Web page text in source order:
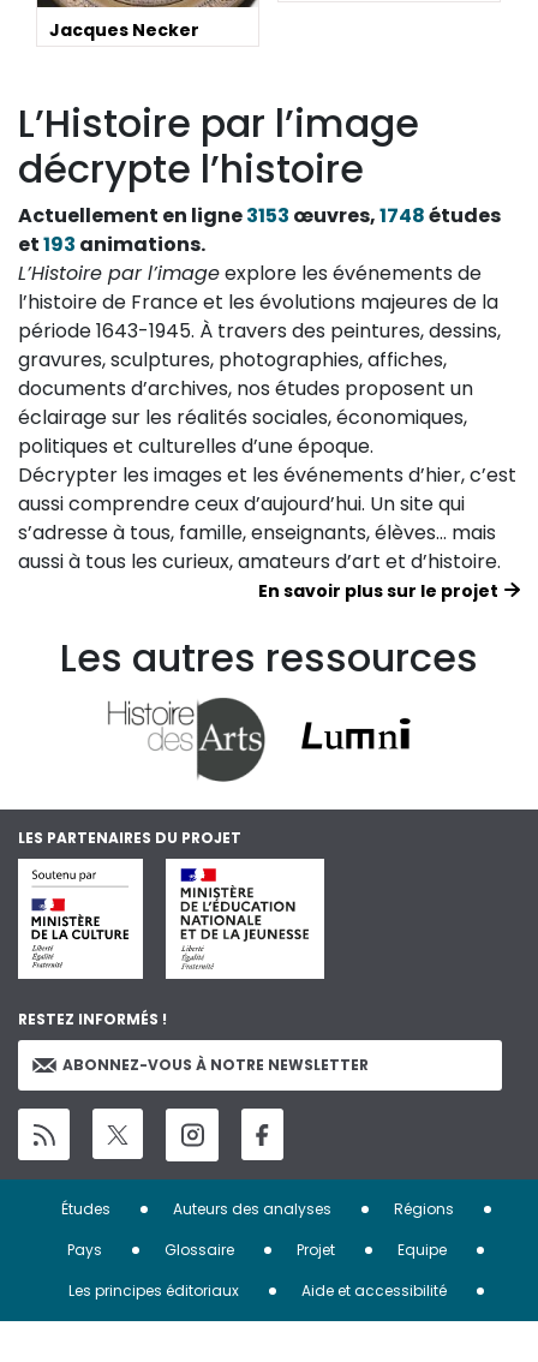
Jacques Necker
L’Histoire par l’image
décrypte l’histoire
Actuellement en ligne3153 œuvres,1748études
et193 animations.
L’Histoire par l’imageexplore les événements de
l’histoire de France et les évolutions majeures de la
période 1643-1945. À travers des peintures, dessins,
gravures, sculptures, photographies, affiches,
documents d’archives, nos études proposent un
éclairage sur les réalités sociales, économiques,
politiques et culturelles d’une époque.
Décrypter les images et les événements d’hier, c’est
aussi comprendre ceux d’aujourd’hui. Un site qui
s’adresse à tous, famille, enseignants, élèves… mais
aussi à tous les curieux, amateurs d’art et d’histoire.
En savoir plus sur le projet
Les autres ressources
LES PARTENAIRES DU PROJET
RESTEZ INFORMÉS !
ABONNEZ-VOUS À NOTRE NEWSLETTER
Menu
Pied
Études Auteurs des analyses
Régions
Pays
Glossaire Projet
Equipe
Les principes éditoriaux
Aide et accessibilité